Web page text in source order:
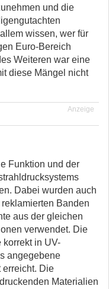
und die
wissen, wer für
Euro-Bereich
Weiteren war eine
diese Mängel nicht
Anzeige
Funktion und der
Dabei wurden auch
Banden
aus der gleichen
verwendet. Die
korrekt in UV-
angegebene
erreicht. Die
Materialien